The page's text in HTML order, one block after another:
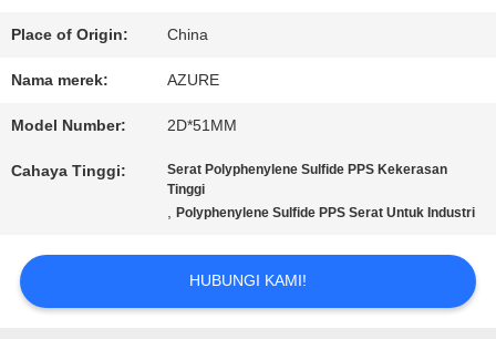
HUBUNGI
BERITA
Place of Origin: China
Nama merek: AZURE
Model Number: 2D*51MM
Cahaya Tinggi:
Serat Polyphenylene Sulfide PPS Kekerasan
Tinggi
,Polyphenylene Sulfide PPS Serat Untuk Industri
HUBUNGI KAMI!